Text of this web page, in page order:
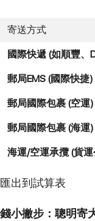
寄送方式
國際快遞 (如順豐、
郵局EMS (國際快捷)
郵局國際包裹 (空運)
郵局國際包裹 (海運)
海運/空運承攬 (貨
匯出到試算表
錢小撇步：聰明寄